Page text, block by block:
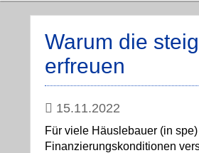
Warum die
erfreuen
15.11.2022
Für viele Häuslebauer (in
Finanzierungskonditionen